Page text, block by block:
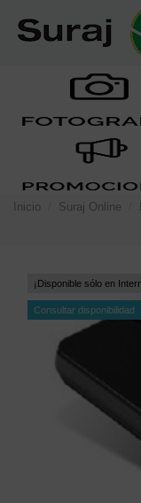
Inicio Suraj Online
¡Disponible sólo en
Consultar disponibilidad